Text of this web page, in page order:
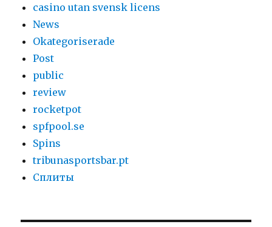
casino utan svensk licens
News
Okategoriserade
Post
public
review
rocketpot
spfpool.se
Spins
tribunasportsbar.pt
Сплиты